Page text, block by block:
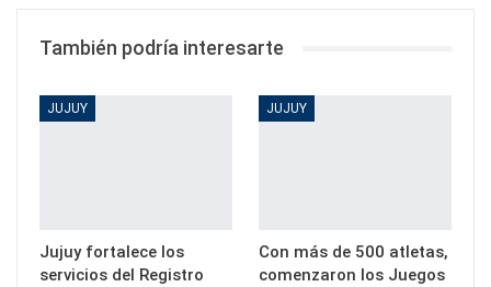
También podría interesarte
JUJUY
Jujuy fortalece los
servicios del Registro
JUJUY
Con más de 500 atletas,
comenzaron los Juegos